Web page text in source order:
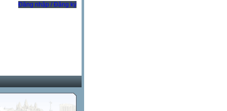
Đăng nhập / Đăng ký